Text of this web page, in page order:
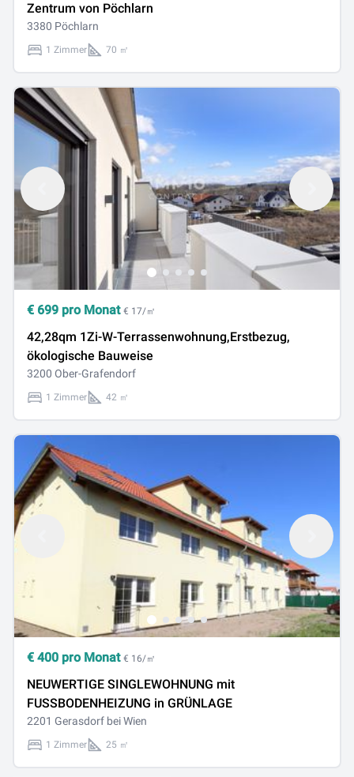
Zentrum von Pöchlarn
3380 Pöchlarn
1 Zimmer 70 ㎡
€ 699 pro Monat € 17/㎡
42,28qm 1Zi-W-Terrassenwohnung,Erstbezug,
ökologische Bauweise
3200 Ober-Grafendorf
1 Zimmer 42 ㎡
€ 400 pro Monat € 16/㎡
NEUWERTIGE SINGLEWOHNUNG mit
FUSSBODENHEIZUNG in GRÜNLAGE
2201 Gerasdorf bei Wien
1 Zimmer 25 ㎡